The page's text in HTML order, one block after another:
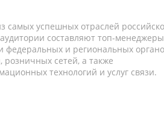
самых успешных отраслей
составляют топ-
федеральных и региональных
сетей, а также
технологий и услуг связи.